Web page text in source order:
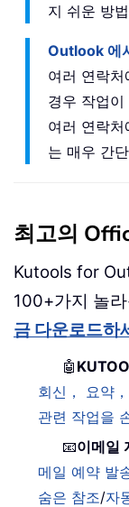
지 쉬운 방
Outlook 에
여러 연락
경우 작업
여러 연락
는 매우 간
최고의
Kutools for
100+가지 놀
금 다운로드하
🤖
회신， 요약
관련 작업을
📧이메일
메일 예약 발
숨은 참조/자